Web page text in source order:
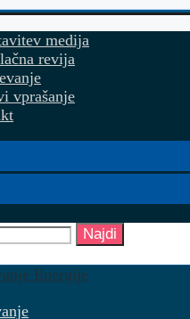
medija
revija
vprašanje
Najdi